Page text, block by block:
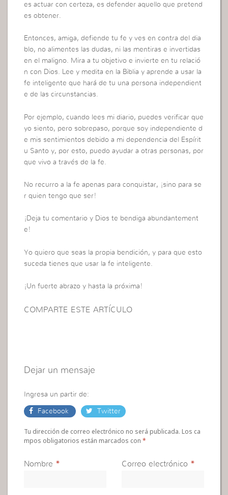
es actuar con certeza, es defender aquello que pretend
es obtener.
Entonces, amiga, defiende tu fe y ves en contra del dia
blo, no alimentes las dudas, ni las mentiras e invertidas
en el maligno. Mira a tu objetivo e invierte en tu relació
n con Dios. Lee y medita en la Biblia y aprende a usar la
fe inteligente que hará de tu una persona independient
e de las circunstancias.
Por ejemplo, cuando lees mi diario, puedes verificar que
yo siento, pero sobrepaso, porque soy independiente d
e mis sentimientos debido a mi dependencia del Espírit
u Santo y, por esto, puedo ayudar a otras personas, por
que vivo a través de la fe.
No recurro a la fe apenas para conquistar, ¡sino para se
r quien tengo que ser!
¡Deja tu comentario y Dios te bendiga abundantement
e!
Yo quiero que seas la propia bendición, y para que esto
suceda tienes que usar la fe inteligente.
¡Un fuerte abrazo y hasta la próxima!
COMPARTE ESTE ARTÍCULO
Dejar un mensaje
Ingresa un partir de:
Facebook Twitter
Tu dirección de correo electrónico no será publicada. Los ca
mpos obligatorios están marcados con*
Nombre * Correo electrónico *